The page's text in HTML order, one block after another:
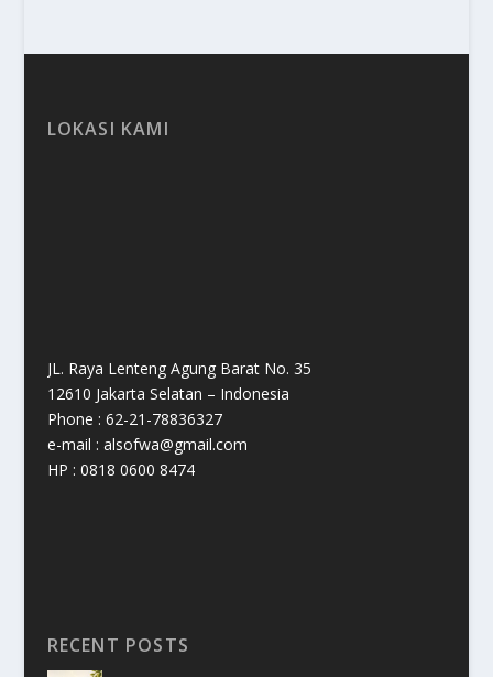
LOKASI KAMI
JL. Raya Lenteng Agung Barat No. 35
12610 Jakarta Selatan – Indonesia
Phone : 62-21-78836327
e-mail : alsofwa@gmail.com
HP : 0818 0600 8474
RECENT POSTS